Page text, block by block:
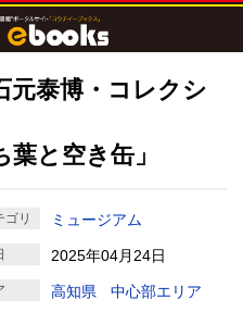
元泰博・コレクシ
と空き缶」
ゴリ ミュージアム
2025年04月24日
高知県
中心部エリア